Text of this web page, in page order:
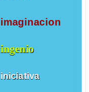
imaginacion
ingenio
iniciativa